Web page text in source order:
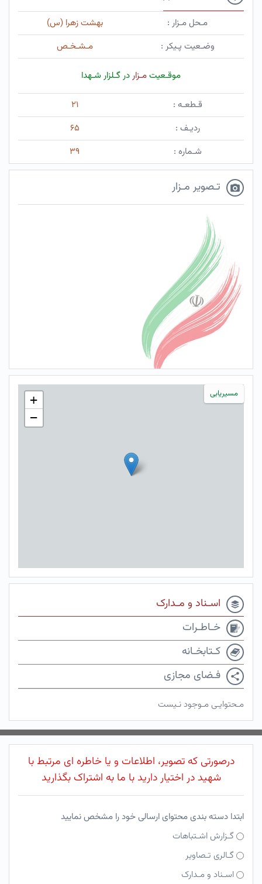
مـحل مـزار :
بهشت زهرا (س)
وضـعیت پـیکر :
مـشـخـص
موقـعیتمـزاردر گـلزار شـهدا
قـطعـه :
۲۱
ردیـف :
۶۵
شـماره :
۳۹
تـصویر مـزار
مسیریابی
+
−
اسـناد و مـدارک
خـاطـرات
کـتابخـانه
فـضای مجازی
مـحتوایـی مـوجود نـیست
درصورتی که تصویر، اطلاعات و یا خاطره ای مرتبط با
شهید در اختیار دارید با ما به اشتراک بگذارید
ابتدا دسته بندی محتوای ارسالی خود را مشخص نمایید
گـزارش اشـتباهات
گـالری تـصاویر
اسـناد و مـدارک